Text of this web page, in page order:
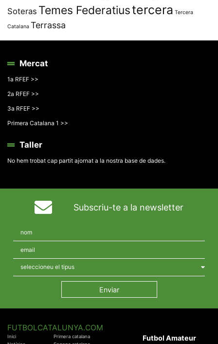
Soteras Temes Federatiustercera Tercera
Catalana Terrassa
Mercat
1a RFEF >>
2a RFEF >>
3a RFEF >>
Primera Catalana 1 >>
Taller
No hem trobat cap partit ajornat a la nostra base de dades.
Subscriu-te a la newsletter
FUTBOLCATALUNYA.COM
Inici
Primera catalana
Futbol Amateur